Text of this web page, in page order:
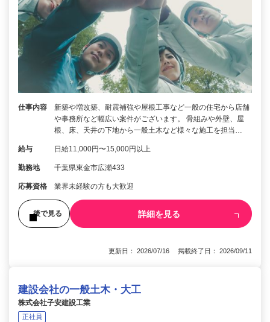
仕事内容
新築や増改築、耐震補強や屋根工事など一般の住宅から店舗
や事務所など幅広い案件がございます。 骨組みや外壁、屋
根、床、天井の下地から一般土木など様々な施工を担当…
給与 日給11,000円〜15,000円以上
勤務地 千葉県東金市広瀬433
応募資格 業界未経験の方も大歓迎
後で見る 詳細を見る
更新日： 2026/07/16 掲載終了日： 2026/09/11
建設会社の一般土木・大工
株式会社子安建設工業
正社員